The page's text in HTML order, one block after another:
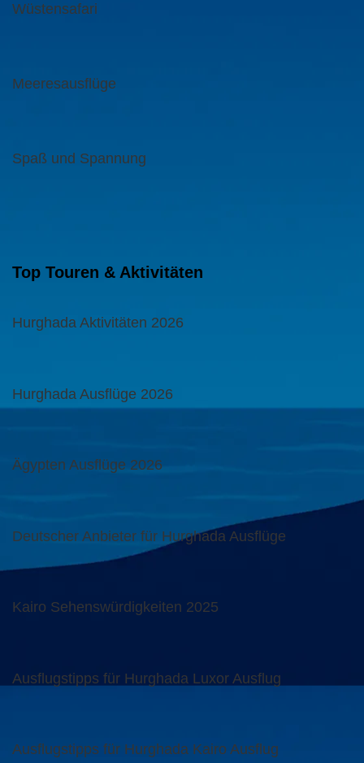
Wüstensafari
Meeresausflüge
Spaß und Spannung
Top Touren & Aktivitäten
Hurghada Aktivitäten 2026
Hurghada Ausflüge 2026
Ägypten Ausflüge 2026
Deutscher Anbieter für Hurghada Ausflüge
Kairo Sehenswürdigkeiten 2025
Ausflugstipps für Hurghada Luxor Ausflug
Ausflugstipps für Hurghada Kairo Ausflug